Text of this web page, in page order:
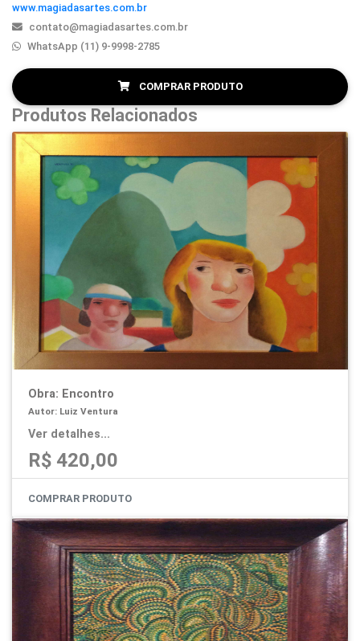
www.magiadasartes.com.br
contato@magiadasartes.com.br
WhatsApp (11) 9-9998-2785
COMPRAR PRODUTO
Produtos Relacionados
Obra: Encontro
Autor: Luiz Ventura
Ver detalhes...
R$ 420,00
COMPRAR PRODUTO